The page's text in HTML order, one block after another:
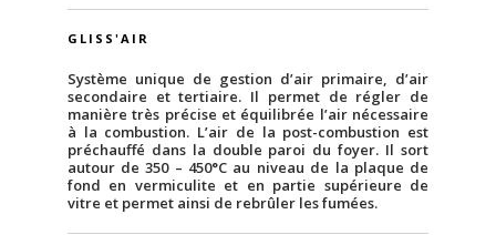
GLISS'AIR
Système unique de gestion d’air primaire, d’air
secondaire et tertiaire. Il permet de régler de
manière très précise et équilibrée l’air nécessaire
à la combustion. L’air de la post-combustion est
préchauffé dans la double paroi du foyer. Il sort
autour de 350 – 450°C au niveau de la plaque de
fond en vermiculite et en partie supérieure de
vitre et permet ainsi de rebrûler les fumées.